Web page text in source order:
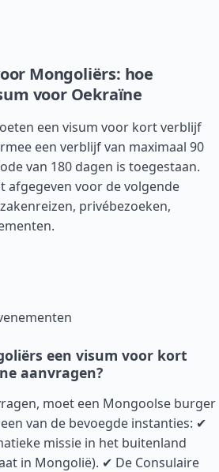
Mongoliërs: hoe
voor Oekraïne
een visum voor kort verblijf
een verblijf van maximaal 90
van 180 dagen is toegestaan.
afgegeven voor de volgende
privébezoeken,
een visum voor kort
aanvragen?
moet een Mongoolse burger
van de bevoegde instanties: ✔
missie in het buitenland
in Mongolië). ✔ De Consulaire